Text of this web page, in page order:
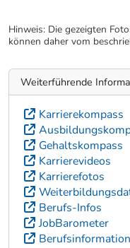
Hinweis: Die gezeigten
können daher vom
Weiterführende
Karrierekompass
Gehaltskompass
Karrierevideos
Karrierefotos
Berufs-Infos
JobBarometer